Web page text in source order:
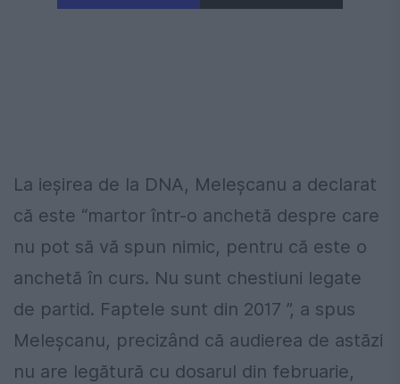
La ieşirea de la DNA, Meleșcanu a declarat
că este “martor într-o anchetă despre care
nu pot să vă spun nimic, pentru că este o
anchetă în curs. Nu sunt chestiuni legate
de partid. Faptele sunt din 2017 ”, a spus
Meleșcanu, precizând că audierea de astăzi
nu are legătură cu dosarul din februarie,